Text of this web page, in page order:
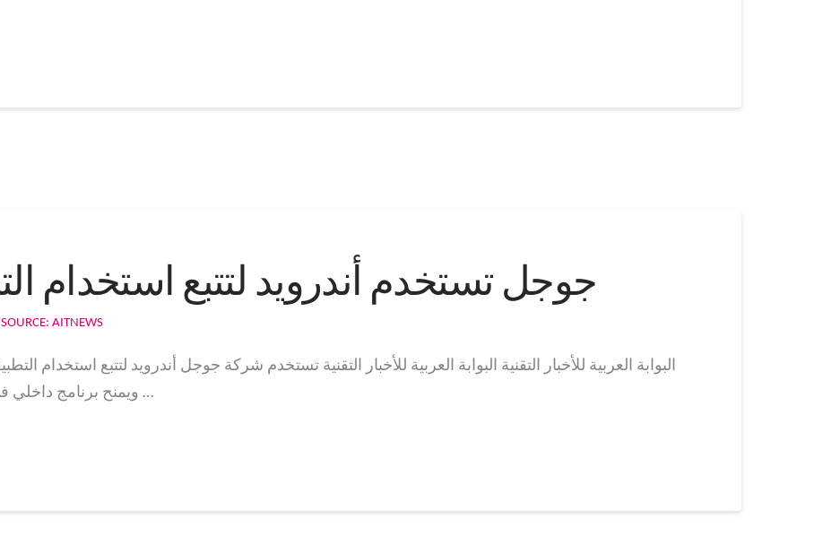
جوجل تستخدم أندرويد لتتبع استخدام
AITNEWS
البوابة العربية للأخبار التقنية البوابة العربية للأخبار التقنية تستخدم شركة جوجل أندرويد لتتبع استخدام
موقع (The Information). ويمنح برنامج داخلي في البوابة العربية …